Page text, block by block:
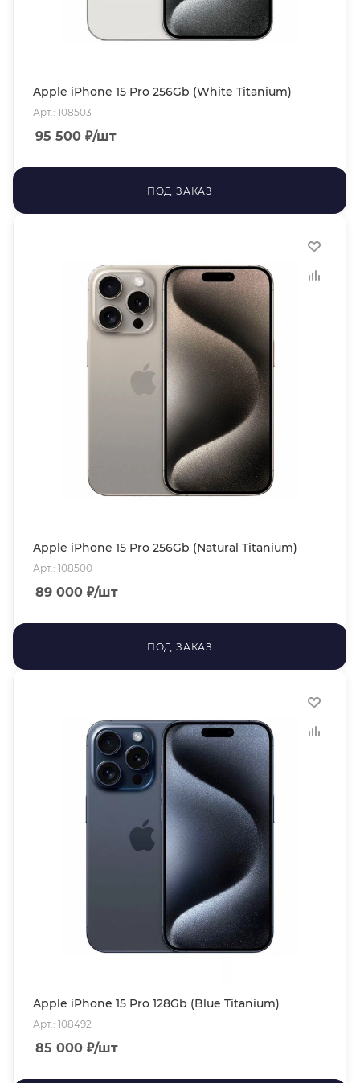
Apple iPhone 15 Pro 256Gb (White Titanium)
Арт.: 108503
95 500 ₽/шт
ПОД ЗАКАЗ
Apple iPhone 15 Pro 256Gb (Natural Titanium)
Арт.: 108500
89 000 ₽/шт
ПОД ЗАКАЗ
Apple iPhone 15 Pro 128Gb (Blue Titanium)
Арт.: 108492
85 000 ₽/шт